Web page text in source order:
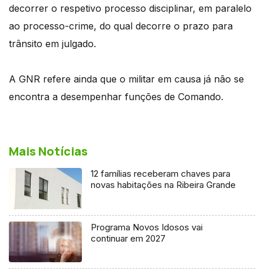
decorrer o respetivo processo disciplinar, em paralelo
ao processo-crime, do qual decorre o prazo para
trânsito em julgado.
A GNR refere ainda que o militar em causa já não se
encontra a desempenhar funções de Comando.
Mais Notícias
12 famílias receberam chaves para
novas habitações na Ribeira Grande
Programa Novos Idosos vai
continuar em 2027